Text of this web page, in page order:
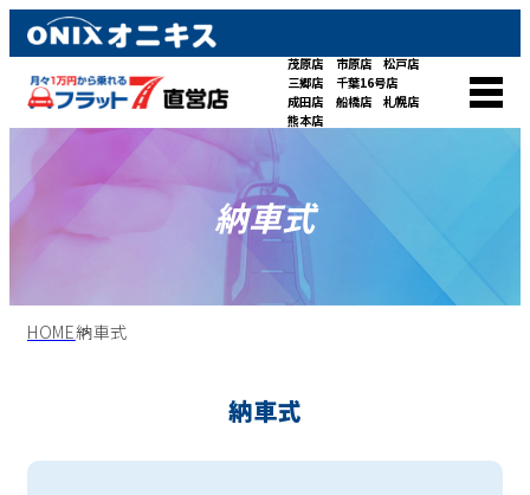
茂原店 市原店
松戸店
三郷店
千葉16号店
成田店
船橋店
札幌店
熊本店
納車式
HOME納車式
納車式